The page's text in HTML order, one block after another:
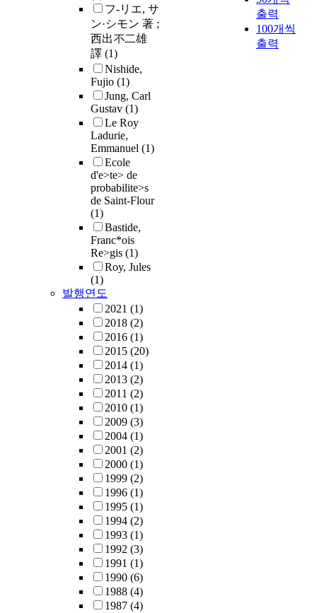
フ-リエ, サ
ン·シモン 著 ;
西出不二雄
譯 (1)
Nishide,
Fujio (1)
Jung, Carl
Gustav (1)
Le Roy
Ladurie,
Emmanuel (1)
Ecole
d'e>te> de
probabilite>s
de Saint-Flour
(1)
Bastide,
Franc*ois
Re>gis (1)
Roy, Jules
(1)
발행연도
2021 (1)
2018 (2)
2016 (1)
2015 (20)
2014 (1)
2013 (2)
2011 (2)
2010 (1)
2009 (3)
2004 (1)
2001 (2)
2000 (1)
1999 (2)
1996 (1)
1995 (1)
1994 (2)
1993 (1)
1992 (3)
1991 (1)
1990 (6)
1988 (4)
1987 (4)
출력
100개씩
출력